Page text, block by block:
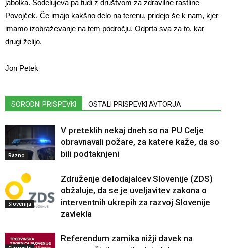
jabolka. Sodelujeva pa tudi z društvom za zdravilne rastline
Povojček. Če imajo kakšno delo na terenu, pridejo še k nam, kjer
imamo izobraževanje na tem področju. Odprta sva za to, kar
drugi želijo.
Jon Petek
SORODNI PRISPEVKI OSTALI PRISPEVKI AVTORJA
Razno
V preteklih nekaj dneh so na PU Celje
obravnavali požare, za katere kaže, da so
bili podtaknjeni
Slovenija
Združenje delodajalcev Slovenije (ZDS)
obžaluje, da se je uveljavitev zakona o
interventnih ukrepih za razvoj Slovenije
zavlekla
Referendum zamika nižji davek na